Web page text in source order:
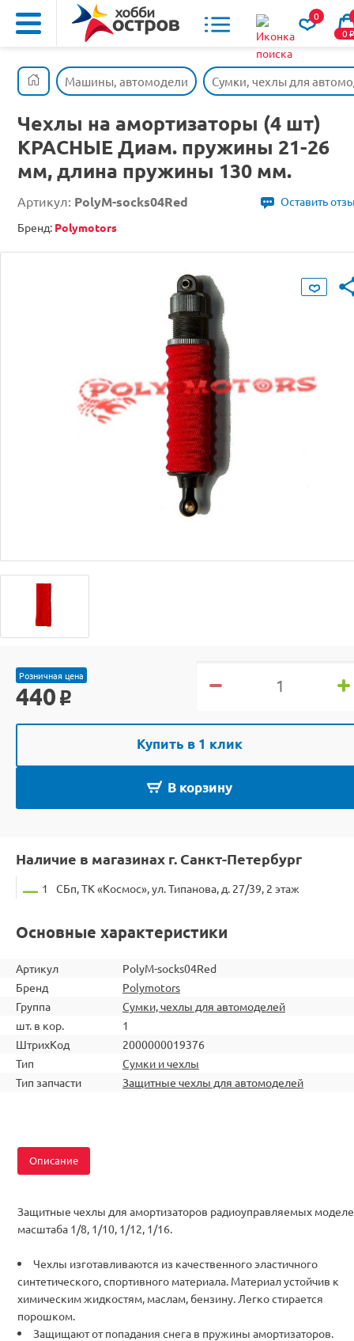
0
0o
Машины, автомодели Сумки, чехлы для
Чехлы на амортизаторы (4 шт)
КРАСНЫЕ Диам. пружины 21-26
мм, длина пружины 130 мм.
Артикул: PolyM-socks04Red
Оставить
Бренд: Polymotors
Розничная цена
440 o
Купить в 1 клик
В корзину
Наличие в магазинах г. Санкт-Петербург
1 СБп, ТК «Космос», ул. Типанова, д. 27/39, 2 этаж
Основные характеристики
Артикул
PolyM-socks04Red
Бренд
Polymotors
Группа
Сумки, чехлы для автомоделей
шт. в кор.
1
ШтрихКод
2000000019376
Тип
Сумки и чехлы
Тип запчасти
Защитные чехлы для автомоделей
Описание
Защитные чехлы для амортизаторов радиоуправляемых
масштаба 1/8, 1/10, 1/12, 1/16.
Чехлы изготавливаются из качественного эластичного
синтетического, спортивного материала. Материал устойчив к
химическим жидкостям, маслам, бензину. Легко стирается
порошком.
Защищают от попадания снега в пружины амортизаторов.